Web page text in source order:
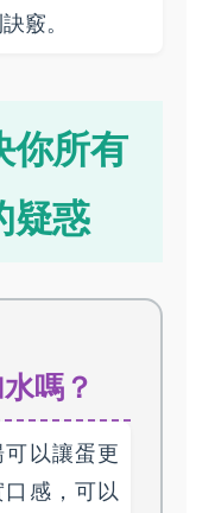
竅。
你所有
疑惑
嗎？
以讓蛋更
感，可以